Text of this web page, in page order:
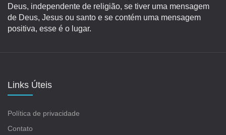
Deus, independente de religião, se tiver uma mensagem
de Deus, Jesus ou santo e se contém uma mensagem
positiva, esse é o lugar.
Links Úteis
Política de privacidade
Contato